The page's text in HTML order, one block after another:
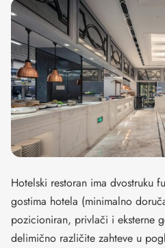
Hotelski restoran ima dvostruku
gostima hotela (minimalno
pozicioniran, privlači i eksterne
delimično različite zahteve u